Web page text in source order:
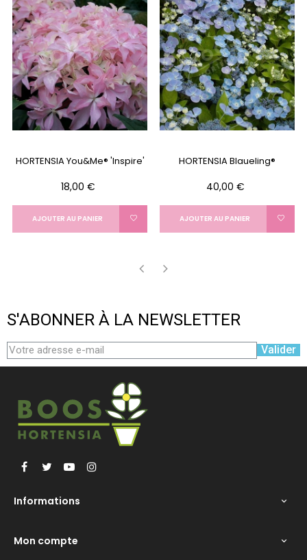
HORTENSIA You&Me® 'Inspire'
Prix
18,00 €
AJOUTER AU PANIER
HORTENSIA Blaueling®
Prix
40,00 €
AJOUTER AU PANIER
S'ABONNER À LA NEWSLETTER
Valider
Facebook
Twitter YouTube
Informations 
Mon compte 